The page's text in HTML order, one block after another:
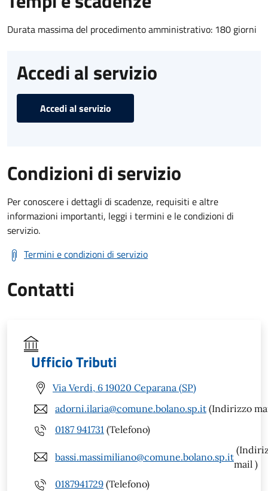
Durata massima del procedimento amministrativo: 180 giorni
Accedi al servizio
Accedi al servizio
Condizioni di servizio
Per conoscere i dettagli di scadenze, requisiti e altre
informazioni importanti, leggi i termini e le condizioni di
servizio.
Termini e condizioni di servizio
Contatti
Ufficio Tributi
Via Verdi, 6 19020 Ceparana (SP)
adorni.ilaria@comune.bolano.sp.it (Indirizzo
0187 941731 (Telefono)
bassi.massimiliano@comune.bolano.sp.it
mail )
0187941729 (Telefono)